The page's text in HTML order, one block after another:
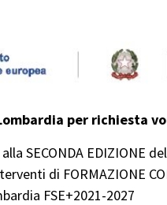
per richiesta
SECONDA EDIZIONE
di FORMAZIONE
FSE+2021-2027